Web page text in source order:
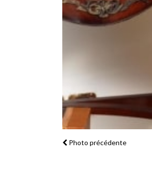
Photo précédente